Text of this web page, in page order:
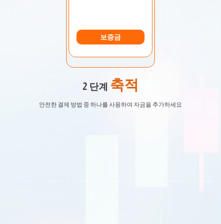
보증금
2 단계 축적
안전한 결제 방법 중 하나를 사용하여 자금을 추가하세요